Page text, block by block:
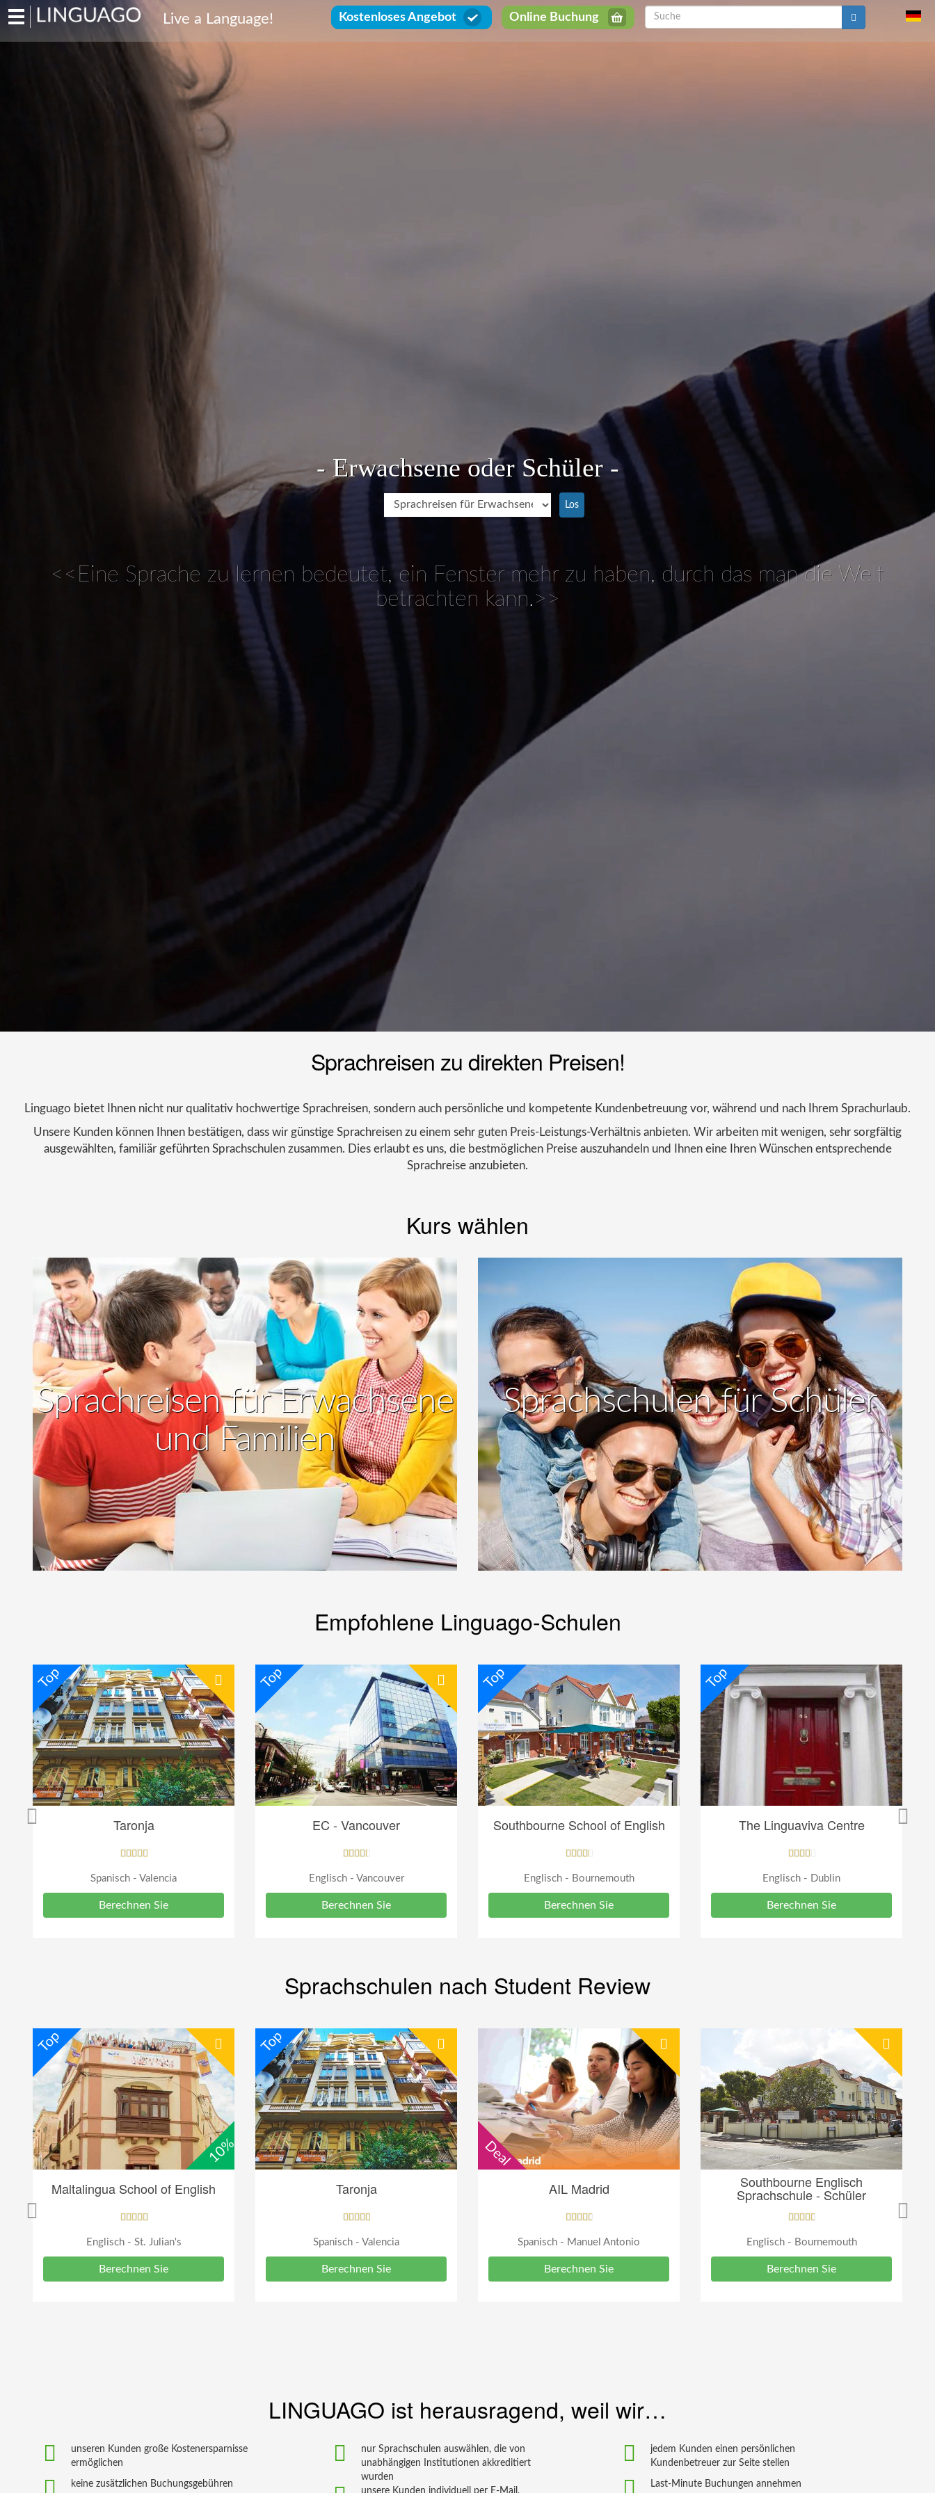
Hauptmenü Kostenloses Angebot Online Buchung Suche Suche
Live a Language!
- Erwachsene oder Schüler -
Los
<<Eine Sprache zu lernen bedeutet, ein Fenster mehr zu haben, durch das man die Welt
betrachten kann.>>
Sprachreisen zu direkten Preisen!
Linguago bietet Ihnen nicht nur qualitativ hochwertige Sprachreisen, sondern auch persönliche und kompetente Kundenbetreuung vor, während und nach Ihrem Sprachurlaub.
Unsere Kunden können Ihnen bestätigen, dass wir günstige Sprachreisen zu einem sehr guten Preis-Leistungs-Verhältnis anbieten. Wir arbeiten mit wenigen, sehr sorgfältig
ausgewählten, familiär geführten Sprachschulen zusammen. Dies erlaubt es uns, die bestmöglichen Preise auszuhandeln und Ihnen eine Ihren Wünschen entsprechende
Sprachreise anzubieten.
Kurs wählen
Sprachreisen für Erwachsene
und Familien
Sprachschulen für Schüler
Empfohlene Linguago-Schulen
Top
Taronja
Spanisch - Valencia
Berechnen Sie
Top
EC - Vancouver
Englisch - Vancouver
Berechnen Sie
Top
Southbourne School of English
Englisch - Bournemouth
Berechnen Sie
Top
The Linguaviva Centre
Englisch - Dublin
Berechnen Sie
Sprachschulen nach Student Review
10%
Top
Maltalingua School of English
Englisch - St. Julian's
Berechnen Sie
Top
Taronja
Spanisch - Valencia
Berechnen Sie
Deal
AIL Madrid
Spanisch - Manuel Antonio
Berechnen Sie
Southbourne Englisch
Sprachschule - Schüler
Englisch - Bournemouth
Berechnen Sie
LINGUAGO ist herausragend, weil wir…
unseren Kunden große Kostenersparnisse
ermöglichen
keine zusätzlichen Buchungsgebühren
nur Sprachschulen auswählen, die von
unabhängigen Institutionen akkreditiert
wurden
jedem Kunden einen persönlichen
Kundenbetreuer zur Seite stellen
Last-Minute Buchungen annehmen